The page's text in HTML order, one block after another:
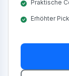
Praktische
Erhöhter